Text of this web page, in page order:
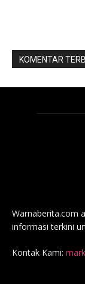
KOMENTAR
Warnaberita.com
informasi terkini
Kontak Kami: